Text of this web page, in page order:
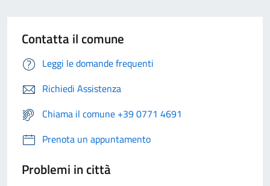
Contatta il comune
Leggi le domande frequenti
Richiedi Assistenza
Chiama il comune +39 0771 4691
Prenota un appuntamento
Problemi in città